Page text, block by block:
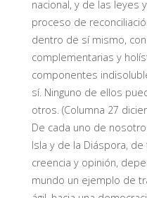
nacional, y de las leyes
proceso de
dentro de sí mismo,
complementarias y
componentes
sí. Ninguno de ellos
otros. (Columna 27
De cada uno de
Isla y de la Diáspora,
creencia y opinión,
mundo un ejemplo de